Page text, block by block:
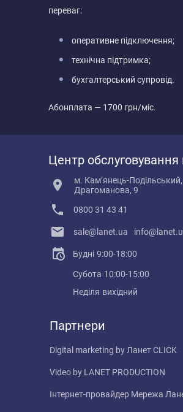
переваг:
оперативне підключення;
технічна підтримка;
бухгалтерський супровід.
Абонплата — 1700 грн/міс.
Центр обслуговування
м. Кам’янець-Подільський,
Драгоманова, 9
0800 31 43 41
sale@lanet.ua
Будні 9:00-18:00
Субота 10:00-15:00
Неділя вихідний
Партнери
Digital marketing by Ланет CLICK
Video by LANET PRODUCTION
Інтернет-провайдер Мережа